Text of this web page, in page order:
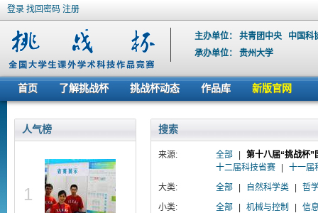
登录 找回密码 注册
主办单位：共青团中央
中国科
承办单位：贵州大学
首页 了解挑战杯 挑战杯动态 作品库 新版官网
人气榜
1
搜索
来源: 全部
第十八届“挑战杯”
十二届科技省赛
十一届
大类:
全部 自然科学类
哲
小类:
全部 机械与控制
信